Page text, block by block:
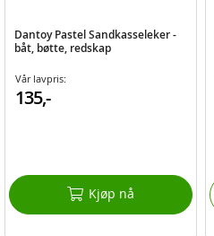
Dantoy Pastel Sandkasseleker -
båt, bøtte, redskap
Vår lavpris:
135,-
Kjøp nå